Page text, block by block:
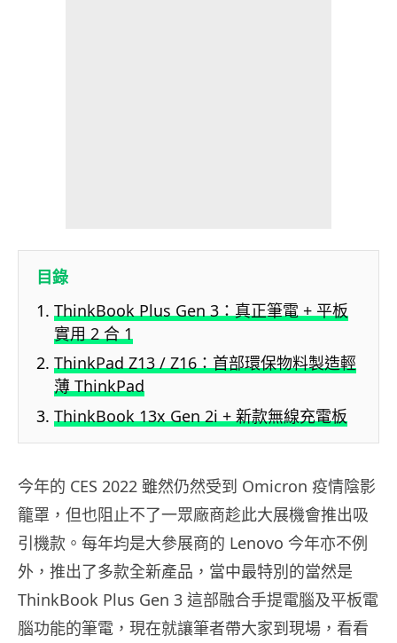
目錄
ThinkBook Plus Gen 3：真正筆電 + 平板
實用 2 合 1
ThinkPad Z13 / Z16：首部環保物料製造輕
薄 ThinkPad
ThinkBook 13x Gen 2i + 新款無線充電板
今年的 CES 2022 雖然仍然受到 Omicron 疫情陰影
籠罩，但也阻止不了一眾廠商趁此大展機會推出吸
引機款。每年均是大參展商的 Lenovo 今年亦不例
外，推出了多款全新產品，當中最特別的當然是
ThinkBook Plus Gen 3 這部融合手提電腦及平板電
腦功能的筆電，現在就讓筆者帶大家到現場，看看